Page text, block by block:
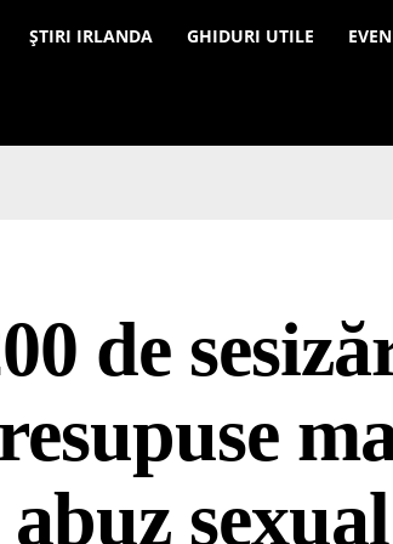
ȘTIRI IRLANDA GHIDURI UTILE
de
abuz